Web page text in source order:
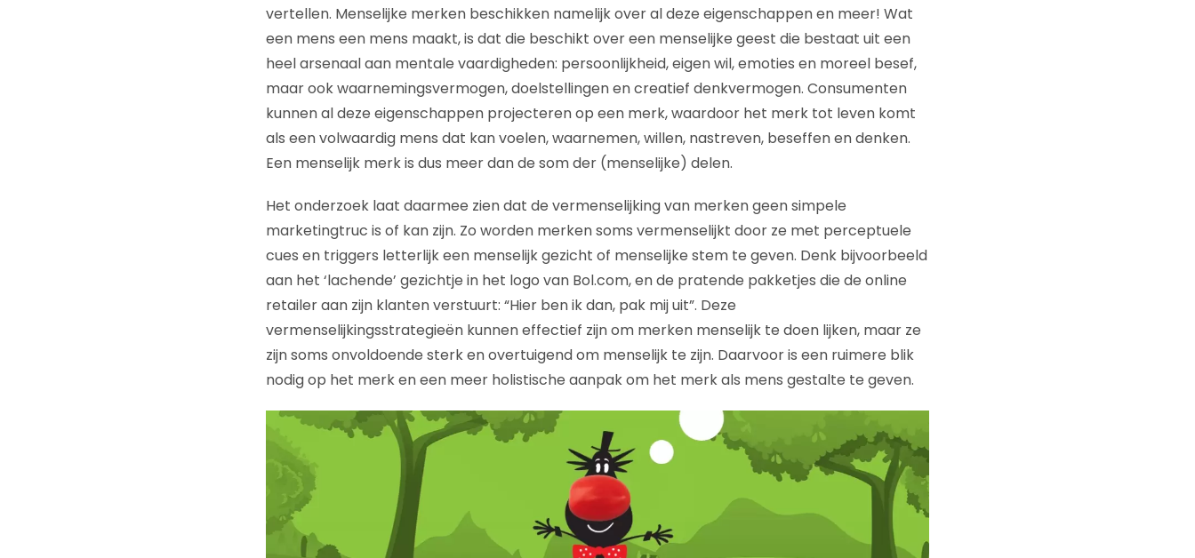
vertellen. Menselijke merken beschikken namelijk over al deze eigenschappen en meer! Wat
een mens een mens maakt, is dat die beschikt over een menselijke geest die bestaat uit een
heel arsenaal aan mentale vaardigheden: persoonlijkheid, eigen wil, emoties en moreel besef,
maar ook waarnemingsvermogen, doelstellingen en creatief denkvermogen. Consumenten
kunnen al deze eigenschappen projecteren op een merk, waardoor het merk tot leven komt
als een volwaardig mens dat kan voelen, waarnemen, willen, nastreven, beseffen en denken.
Een menselijk merk is dus meer dan de som der (menselijke) delen.
Het onderzoek laat daarmee zien dat de vermenselijking van merken geen simpele
marketingtruc is of kan zijn. Zo worden merken soms vermenselijkt door ze met perceptuele
cues en triggers letterlijk een menselijk gezicht of menselijke stem te geven. Denk bijvoorbeeld
aan het ‘lachende’ gezichtje in het logo van Bol.com, en de pratende pakketjes die de online
retailer aan zijn klanten verstuurt: “Hier ben ik dan, pak mij uit”. Deze
vermenselijkingsstrategieën kunnen effectief zijn om merken menselijk te doen lijken, maar ze
zijn soms onvoldoende sterk en overtuigend om menselijk te zijn. Daarvoor is een ruimere blik
nodig op het merk en een meer holistische aanpak om het merk als mens gestalte te geven.